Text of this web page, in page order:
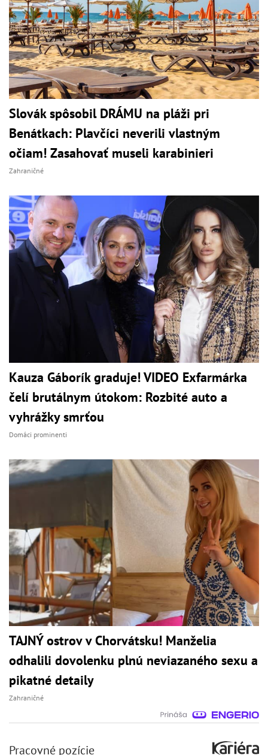
Slovák spôsobil DRÁMU na pláži pri
Benátkach: Plavčíci neverili vlastným
očiam! Zasahovať museli karabinieri
Zahraničné
Kauza Gáborík graduje! VIDEO Exfarmárka
čelí brutálnym útokom: Rozbité auto a
vyhrážky smrťou
Domáci prominenti
TAJNÝ ostrov v Chorvátsku! Manželia
odhalili dovolenku plnú neviazaného sexu a
pikatné detaily
Zahraničné
Pracovné pozície